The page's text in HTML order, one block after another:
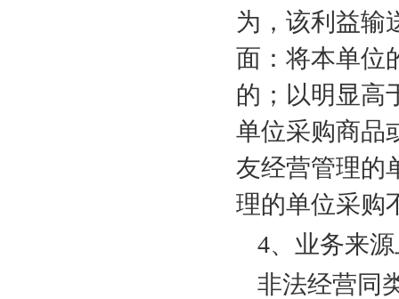
为，该利益输
面：将本单位
的；以明显高
单位采购商品
友经营管理的
理的单位采购
4、业务来
非法经营同